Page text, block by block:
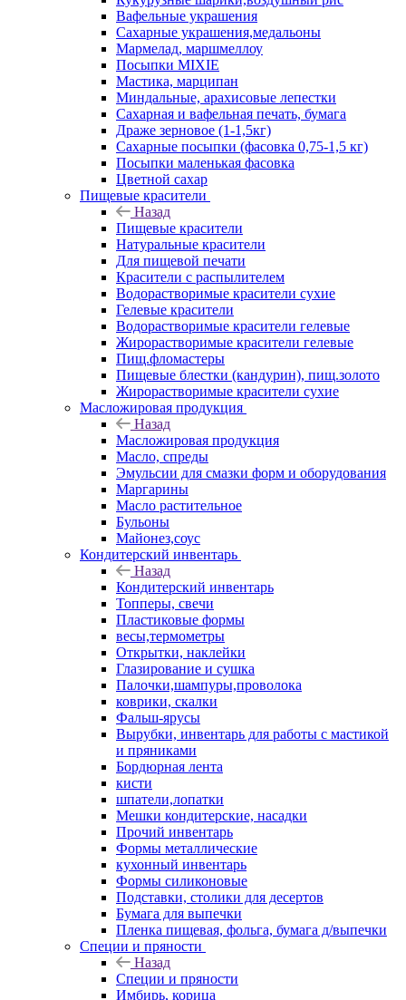
Вафельные украшения
Сахарные украшения,медальоны
Мармелад, маршмеллоу
Посыпки MIXIE
Мастика, марципан
Миндальные, арахисовые лепестки
Сахарная и вафельная печать, бумага
Драже зерновое (1-1,5кг)
Сахарные посыпки (фасовка 0,75-1,5 кг)
Посыпки маленькая фасовка
Цветной сахар
Пищевые красители
Назад
Пищевые красители
Натуральные красители
Для пищевой печати
Красители с распылителем
Водорастворимые красители сухие
Гелевые красители
Водорастворимые красители гелевые
Жирорастворимые красители гелевые
Пищ.фломастеры
Пищевые блестки (кандурин), пищ.золото
Жирорастворимые красители сухие
Масложировая продукция
Назад
Масложировая продукция
Масло, спреды
Эмульсии для смазки форм и оборудования
Маргарины
Масло растительное
Бульоны
Майонез,соус
Кондитерский инвентарь
Назад
Кондитерский инвентарь
Топперы, свечи
Пластиковые формы
весы,термометры
Открытки, наклейки
Глазирование и сушка
Палочки,шампуры,проволока
коврики, скалки
Фальш-ярусы
Вырубки, инвентарь для работы с мастикой
и пряниками
Бордюрная лента
кисти
шпатели,лопатки
Мешки кондитерские, насадки
Прочий инвентарь
Формы металлические
кухонный инвентарь
Формы силиконовые
Подставки, столики для десертов
Бумага для выпечки
Пленка пищевая, фольга, бумага д/выпечки
Специи и пряности
Назад
Специи и пряности
Имбирь, корица